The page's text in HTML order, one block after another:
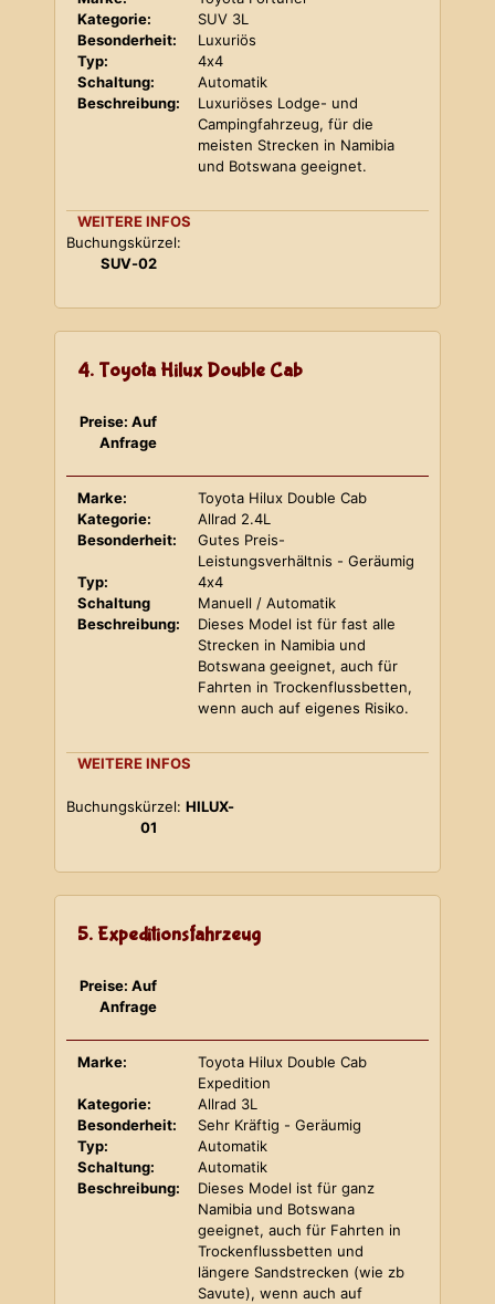
Kategorie:
SUV 3L
Besonderheit:
Luxuriös
Typ:
4x4
Schaltung:
Automatik
Beschreibung:
Luxuriöses Lodge- und
Campingfahrzeug, für die
meisten Strecken in Namibia
und Botswana geeignet.
WEITERE INFOS
Buchungskürzel:
SUV-02
4. Toyota Hilux Double Cab
Preise: Auf
Anfrage
Marke:
Toyota Hilux Double Cab
Kategorie:
Allrad 2.4L
Besonderheit:
Gutes Preis-
Leistungsverhältnis - Geräumig
Typ:
4x4
Schaltung
Manuell / Automatik
Beschreibung:
Dieses Model ist für fast alle
Strecken in Namibia und
Botswana geeignet, auch für
Fahrten in Trockenflussbetten,
wenn auch auf eigenes Risiko.
WEITERE INFOS
Buchungskürzel: HILUX-
01
5. Expeditionsfahrzeug
Preise: Auf
Anfrage
Marke:
Toyota Hilux Double Cab
Expedition
Kategorie:
Allrad 3L
Besonderheit:
Sehr Kräftig - Geräumig
Typ:
Automatik
Schaltung:
Automatik
Beschreibung:
Dieses Model ist für ganz
Namibia und Botswana
geeignet, auch für Fahrten in
Trockenflussbetten und
längere Sandstrecken (wie zb
Savute), wenn auch auf